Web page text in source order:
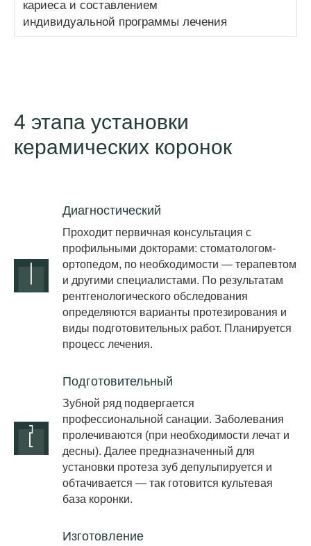
кариеса и составлением
индивидуальной программы лечения
4 этапа установки
керамических коронок
Диагностический
Проходит первичная консультация с
профильными докторами: стоматологом-
ортопедом, по необходимости — терапевтом
и другими специалистами. По результатам
рентгенологического обследования
определяются варианты протезирования и
виды подготовительных работ. Планируется
процесс лечения.
Подготовительный
Зубной ряд подвергается
профессиональной санации. Заболевания
пролечиваются (при необходимости лечат и
десны). Далее предназначенный для
установки протеза зуб депульпируется и
обтачивается — так готовится культевая
база коронки.
Изготовление